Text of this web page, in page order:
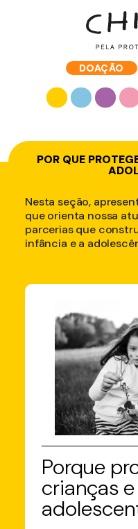
DOAÇÃO
POR QUE
Nesta seção,
que orienta nossa
parcerias que
infância e a
Porque
crianças e